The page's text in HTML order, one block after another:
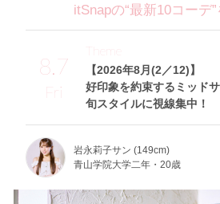
itSnapの“最新10コーデ
8.7
Fri
【2026年8月(2／12)】
好印象を約束するミッド
旬スタイルに視線集中！
Theme
岩永莉子サン (149cm)
青山学院大学二年・20歳